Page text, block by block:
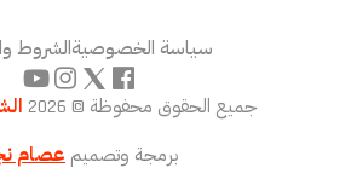
سياسة الخصوصيةالشروط
جميع الحقوق محفوظة © 2026
برمجة وتصميم عصام